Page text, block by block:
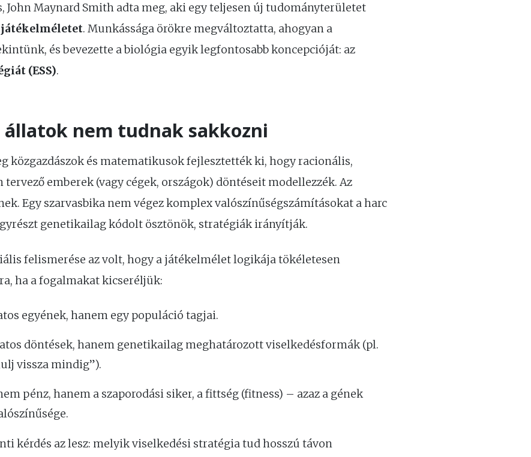
John Maynard Smith adta meg, aki egy teljesen új tudományterületet
játékelméletet. Munkássága örökre megváltoztatta, ahogyan a
és bevezette a biológia egyik legfontosabb koncepcióját: az
(ESS).
állatok nem tudnak sakkozni
közgazdászok és matematikusok fejlesztették ki, hogy racionális,
emberek (vagy cégek, országok) döntéseit modellezzék. Az
Egy szarvasbika nem végez komplex valószínűségszámításokat a harc
genetikailag kódolt ösztönök, stratégiák irányítják.
felismerése az volt, hogy a játékelmélet logikája tökéletesen
ha a fogalmakat kicseréljük:
egyének, hanem egy populáció tagjai.
döntések, hanem genetikailag meghatározott viselkedésformák (pl.
vissza mindig”).
pénz, hanem a szaporodási siker, a fittség (fitness) – azaz a gének
kérdés az lesz: melyik viselkedési stratégia tud hosszú távon